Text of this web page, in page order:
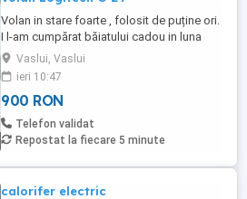
design-vertical-pentru-depozitare-
compacta-inox-negr ...
Volan in stare foarte , folosit de puține ori.
I l-am cumpărat băiatului cadou in luna
ianuarie, el fiind la liceu nu prea l-a folosit.
Vaslui, Vaslui
ieri 10:47
900 RON
Telefon validat
Repostat la fiecare 5 minute
calorifer electric